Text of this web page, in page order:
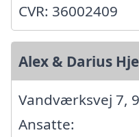
CVR: 36002409
Alex & Darius
Vandværksvej 7,
Ansatte: